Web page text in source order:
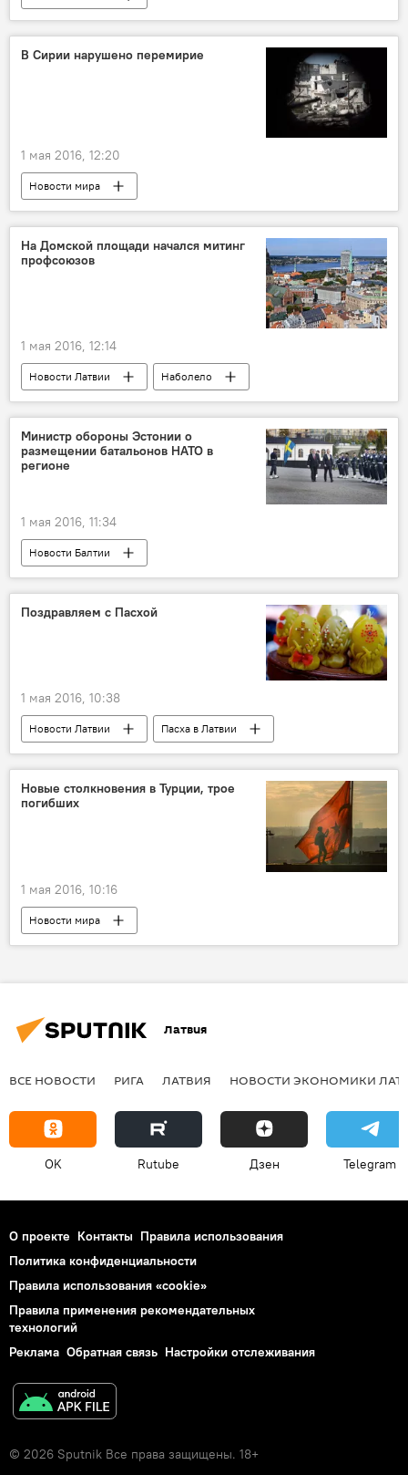
В Сирии нарушено перемирие
1 мая 2016, 12:20
Новости мира
На Домской площади начался митинг
профсоюзов
1 мая 2016, 12:14
Новости Латвии Наболело
Министр обороны Эстонии о
размещении батальонов НАТО в
регионе
1 мая 2016, 11:34
Новости Балтии
НАТО на балтийском фланге
Поздравляем с Пасхой
1 мая 2016, 10:38
Новости Латвии Пасха в Латвии
Новые столкновения в Турции, трое
погибших
1 мая 2016, 10:16
Новости мира
Латвия
ВСЕ НОВОСТИ РИГА ЛАТВИЯ НОВОСТИ ЭКОНОМИКИ
OK Rutube Дзен Telegram
О проекте Контакты Правила использования
Политика конфиденциальности
Правила использования «cookie»
Правила применения рекомендательных
технологий
Реклама Обратная связь Настройки отслеживания
© 2026 Sputnik Все права защищены. 18+